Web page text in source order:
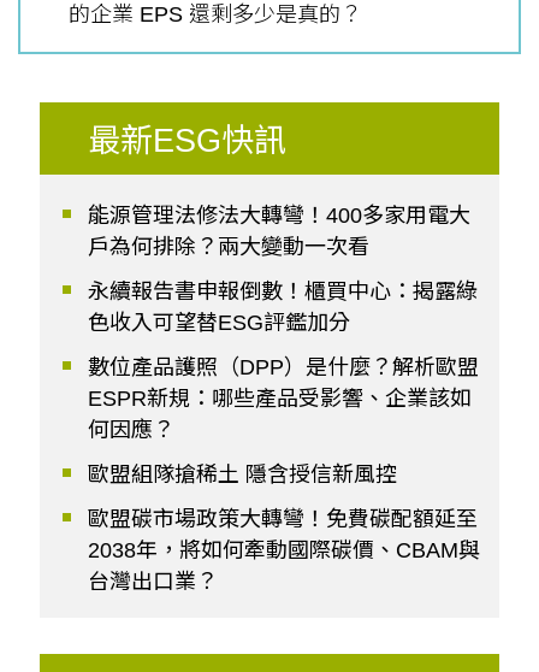
的企業 EPS 還剩多少是真的？
最新ESG快訊
能源管理法修法大轉彎！400多家用電大
戶為何排除？兩大變動一次看
永續報告書申報倒數！櫃買中心：揭露綠
色收入可望替ESG評鑑加分
數位產品護照（DPP）是什麼？解析歐盟
ESPR新規：哪些產品受影響、企業該如
何因應？
歐盟組隊搶稀土 隱含授信新風控
歐盟碳市場政策大轉彎！免費碳配額延至
2038年，將如何牽動國際碳價、CBAM與
台灣出口業？